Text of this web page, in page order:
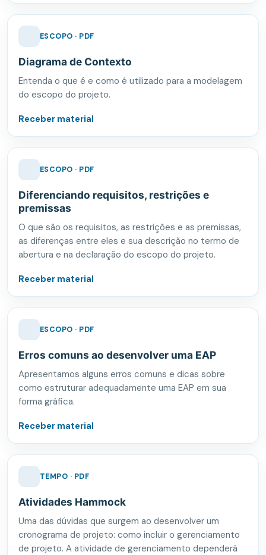
ESCOPO · PDF
Diagrama de Contexto
Entenda o que é e como é utilizado para a modelagem
do escopo do projeto.
Receber material
ESCOPO · PDF
Diferenciando requisitos, restrições e
premissas
O que são os requisitos, as restrições e as premissas,
as diferenças entre eles e sua descrição no termo de
abertura e na declaração do escopo do projeto.
Receber material
ESCOPO · PDF
Erros comuns ao desenvolver uma EAP
Apresentamos alguns erros comuns e dicas sobre
como estruturar adequadamente uma EAP em sua
forma gráfica.
Receber material
TEMPO · PDF
Atividades Hammock
Uma das dúvidas que surgem ao desenvolver um
cronograma de projeto: como incluir o gerenciamento
de projeto. A atividade de gerenciamento dependerá